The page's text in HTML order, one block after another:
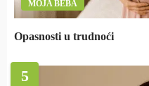
MOJA BEBA
Opasnosti u trudnoći
5